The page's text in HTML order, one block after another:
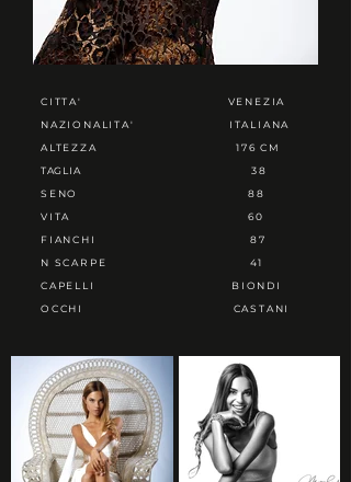
CITTA'
NAZIONALITA'
ALTEZZA
TAGLIA
SENO
VITA
FIANCHI
N SCARPE
CAPELLI
OCCHI
VENEZIA
ITALIANA
176 CM
38
88
60
87
41
BIONDI
CASTANI